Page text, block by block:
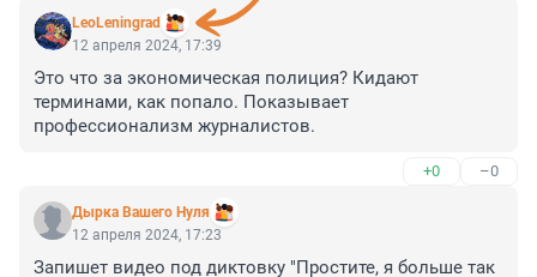
LeoLeningrad
12 апреля 2024, 17:39
Это что за экономическая полиция? Кидают
терминами, как попало. Показывает
профессионализм журналистов.
+0 –0
Дырка Вашего Нуля
12 апреля 2024, 17:23
Запишет видео под диктовку "Простите, я больше так